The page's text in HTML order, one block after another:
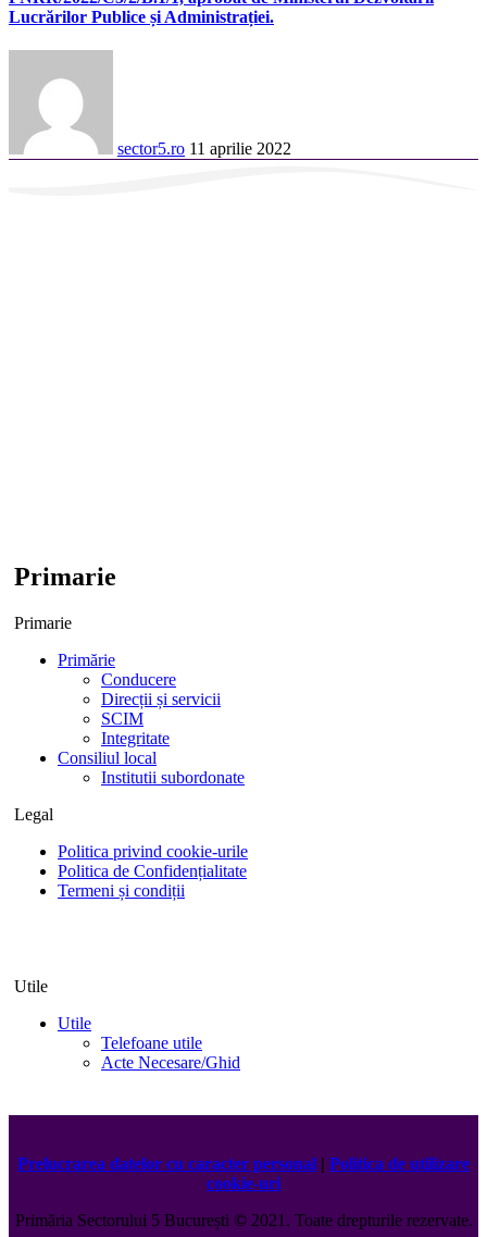
Lucrărilor Publice și Administrației.
sector5.ro 11 aprilie 2022
Primarie
Primarie
Primărie
Conducere
Direcții și servicii
SCIM
Integritate
Consiliul local
Institutii subordonate
Legal
Politica privind cookie-urile
Politica de Confidențialitate
Termeni și condiții
Utile
Utile
Telefoane utile
Acte Necesare/Ghid
Prelucrarea datelor cu caracter personal | Politica de utilizare
cookie-uri
Primăria Sectorului 5 București ©️2021. Toate drepturile rezervate.